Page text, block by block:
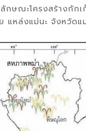
ษณะโครงสร้างกักเ
แหล่งแม่นะ จังหวัด